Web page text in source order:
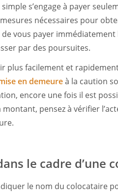
s’engage à payer
nécessaires pour
vous payer
par des poursuites.
plus facilement et
en demeureà la caution
encore une fois il est
pensez à vérifier
le cadre d’une
le nom du colocataire